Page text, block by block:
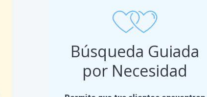
Búsqueda Guiada
por Necesidad